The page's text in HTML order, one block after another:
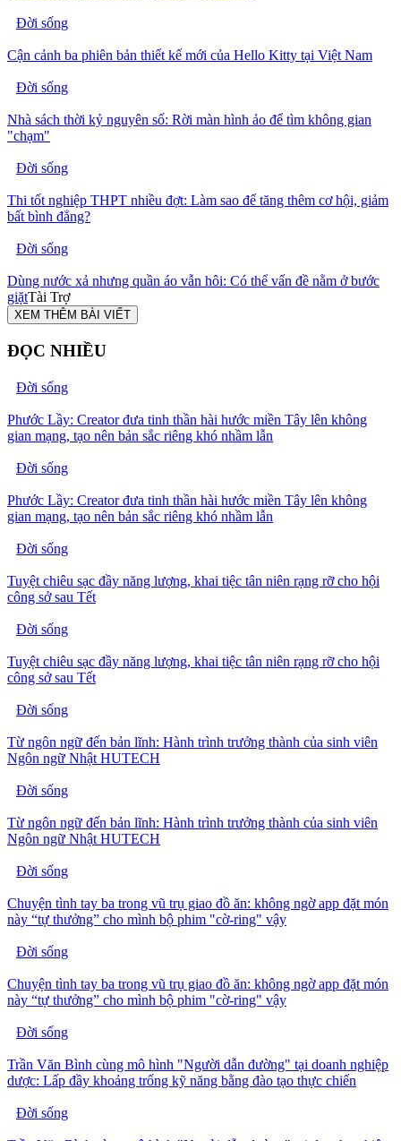
Đời sống
Cận cảnh ba phiên bản thiết kế mới của Hello Kitty tại Việt Nam
Đời sống
Nhà sách thời kỷ nguyên số: Rời màn hình ảo để tìm không gian
"chạm"
Đời sống
Thi tốt nghiệp THPT nhiều đợt: Làm sao để tăng thêm cơ hội, giảm
bất bình đẳng?
Đời sống
Dùng nước xả nhưng quần áo vẫn hôi: Có thể vấn đề nằm ở bước
giặtTài Trợ
XEM THÊM BÀI VIẾT
ĐỌC NHIỀU
Đời sống
Phước Lầy: Creator đưa tinh thần hài hước miền Tây lên không
gian mạng, tạo nên bản sắc riêng khó nhầm lẫn
Đời sống
Phước Lầy: Creator đưa tinh thần hài hước miền Tây lên không
gian mạng, tạo nên bản sắc riêng khó nhầm lẫn
Đời sống
Tuyệt chiêu sạc đầy năng lượng, khai tiệc tân niên rạng rỡ cho hội
công sở sau Tết
Đời sống
Tuyệt chiêu sạc đầy năng lượng, khai tiệc tân niên rạng rỡ cho hội
công sở sau Tết
Đời sống
Từ ngôn ngữ đến bản lĩnh: Hành trình trưởng thành của sinh viên
Ngôn ngữ Nhật HUTECH
Đời sống
Từ ngôn ngữ đến bản lĩnh: Hành trình trưởng thành của sinh viên
Ngôn ngữ Nhật HUTECH
Đời sống
Chuyện tình tay ba trong vũ trụ giao đồ ăn: không ngờ app đặt món
này “tự thưởng” cho mình bộ phim "cờ-ring" vậy
Đời sống
Chuyện tình tay ba trong vũ trụ giao đồ ăn: không ngờ app đặt món
này “tự thưởng” cho mình bộ phim "cờ-ring" vậy
Đời sống
Trần Văn Bình cùng mô hình "Người dẫn đường" tại doanh nghiệp
dược: Lấp đầy khoảng trống kỹ năng bằng đào tạo thực chiến
Đời sống